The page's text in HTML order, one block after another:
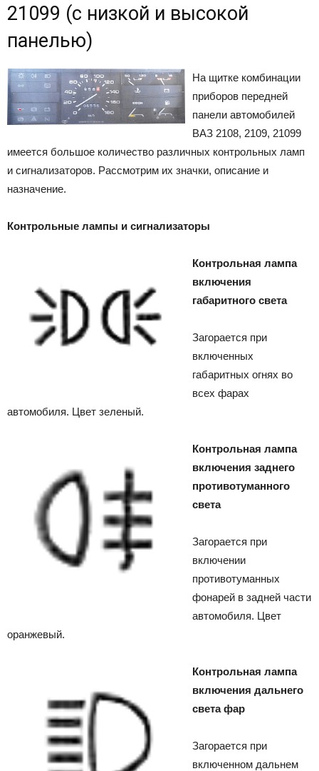
21099 (с низкой и высокой
панелью)
На щитке комбинации
приборов передней
панели автомобилей
ВАЗ 2108, 2109, 21099
имеется большое количество различных контрольных ламп
и сигнализаторов. Рассмотрим их значки, описание и
назначение.
Контрольные лампы и сигнализаторы
Контрольная лампа
включения
габаритного света
Загорается при
включенных
габаритных огнях во
всех фарах
автомобиля. Цвет зеленый.
Контрольная лампа
включения заднего
противотуманного
света
Загорается при
включении
противотуманных
фонарей в задней части
автомобиля. Цвет
оранжевый.
Контрольная лампа
включения дальнего
света фар
Загорается при
включенном дальнем